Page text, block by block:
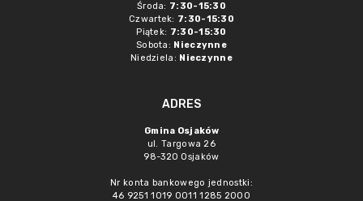
Środa: 7:30-15:30
Czwartek: 7:30-15:30
Piątek: 7:30-15:30
Sobota: Nieczynne
Niedziela: Nieczynne
ADRES
Gmina Osjaków
ul. Targowa 26
98-320 Osjaków
Nr konta bankowego jednostki:
46 9251 1019 0011 1285 2000